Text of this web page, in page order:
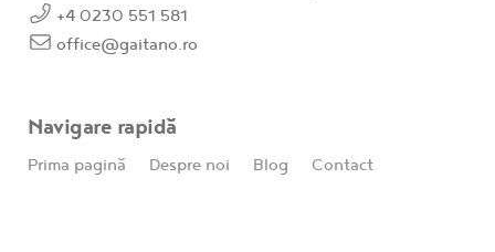
+4 0230 551 581
office@gaitano.ro
Navigare rapidă
Prima pagină Despre noi Blog Contact